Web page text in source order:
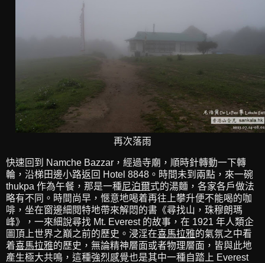
再次落雨
快速回到 Namche Bazzar，經過寺廟，順時針轉動一下轉
輪，沿梯田邊小路返回 Hotel 8848。時間未到兩點，來一碗
thukpa 作為午餐，那是一種尼泊爾式的湯麵，各家各戶做法
略有不同。時間尚早，愜意地喝着再往上攀升便不能喝的咖
啡，坐在窗邊細閱特地帶來解悶的書《尋找山，珠穆朗瑪
峰》，一來細說尋找 Mt. Everest 的故事，在 1921 年人類企
圖頂上世界之巔之前的歷史。浸淫在喜馬拉雅的氣氛之中看
着喜馬拉雅的歷史，無論精神層面或者物理層面，皆與此地
產生極大共鳴，這種強烈感覺也是其中一種自踏上 Everest